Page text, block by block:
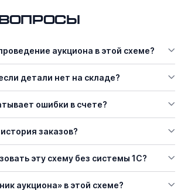
аукциона в этой схеме?
детали нет на складе?
ошибки в счете?
заказов?
эту схему без системы 1С?
аукциона» в этой схеме?